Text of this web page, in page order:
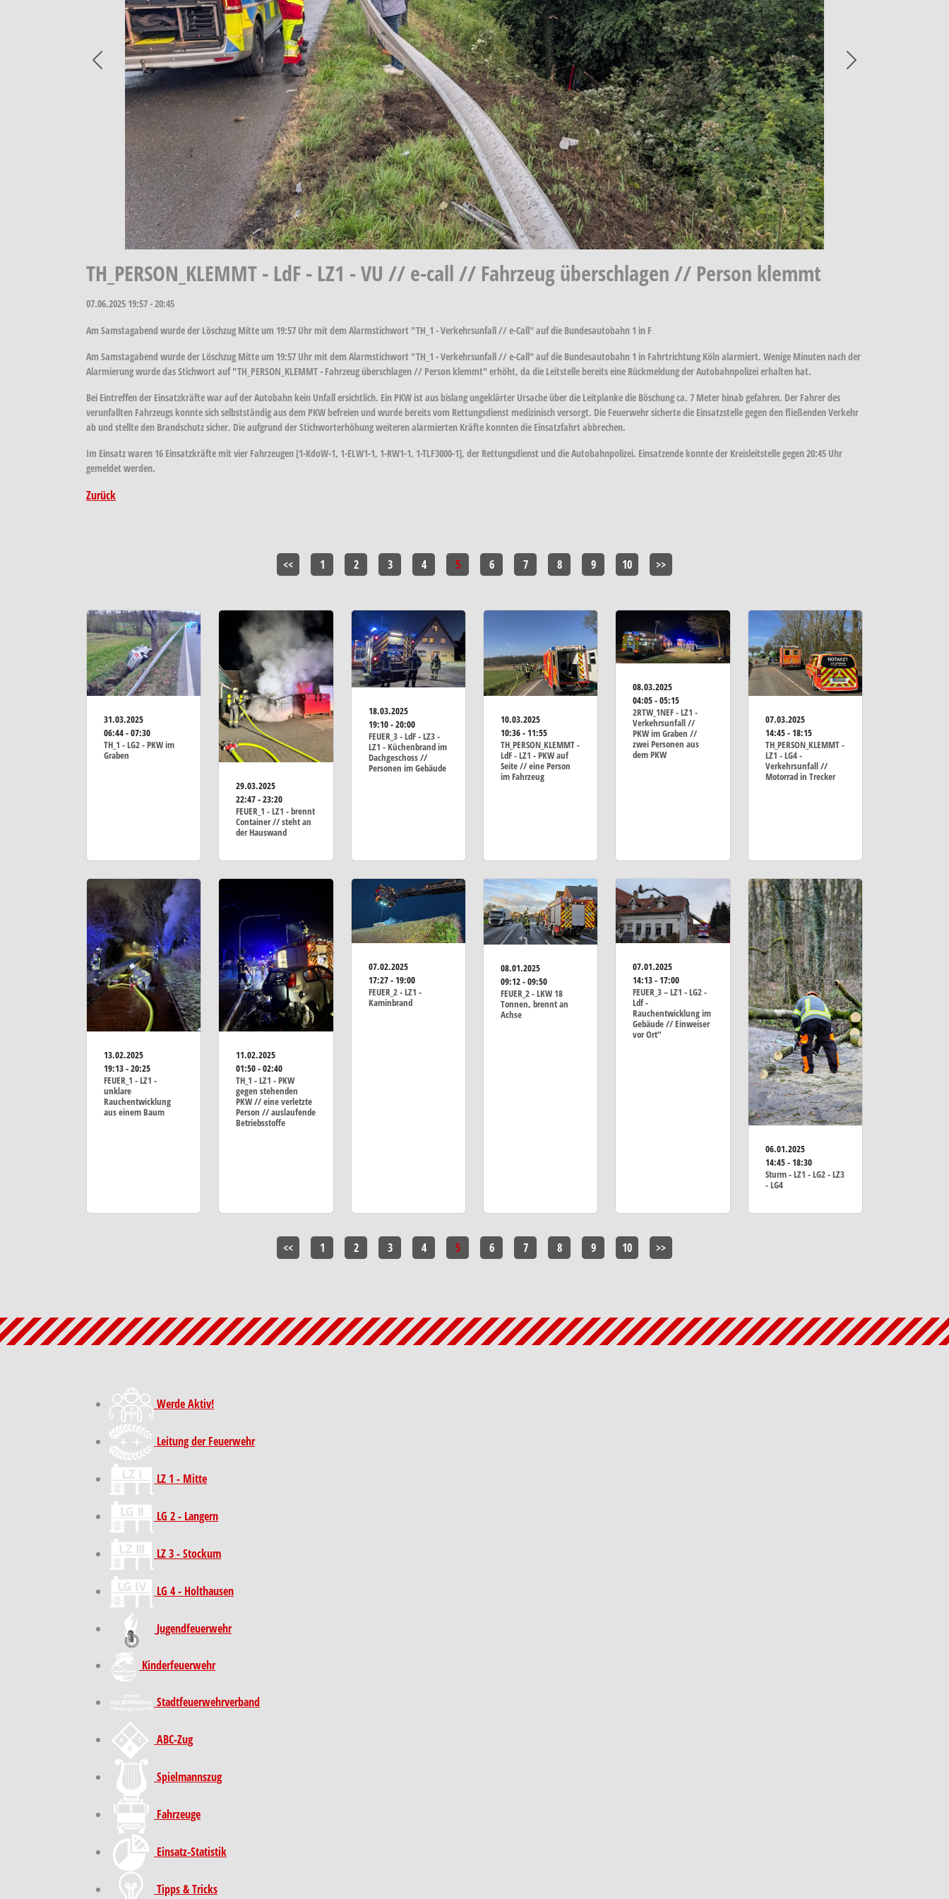
Previous
TH_PERSON_KLEMMT - LdF - LZ1 - VU // e-call // Fahrzeug überschlagen // Person klemmt
07.06.2025 19:57 - 20:45
Am Samstagabend wurde der Löschzug Mitte um 19:57 Uhr mit dem Alarmstichwort "TH_1 - Verkehrsunfall // e-Call" auf die Bundesautobahn 1 in F
Am Samstagabend wurde der Löschzug Mitte um 19:57 Uhr mit dem Alarmstichwort "TH_1 - Verkehrsunfall // e-Call" auf die Bundesautobahn 1 in Fahrtrichtung Köln alarmiert. Wenige Minuten nach der
Alarmierung wurde das Stichwort auf "TH_PERSON_KLEMMT - Fahrzeug überschlagen // Person klemmt" erhöht, da die Leitstelle bereits eine Rückmeldung der Autobahnpolizei erhalten hat.
Bei Eintreffen der Einsatzkräfte war auf der Autobahn kein Unfall ersichtlich. Ein PKW ist aus bislang ungeklärter Ursache über die Leitplanke die Böschung ca. 7 Meter hinab gefahren. Der Fahrer des
verunfallten Fahrzeugs konnte sich selbstständig aus dem PKW befreien und wurde bereits vom Rettungsdienst medizinisch versorgt. Die Feuerwehr sicherte die Einsatzstelle gegen den fließenden Verkehr
ab und stellte den Brandschutz sicher. Die aufgrund der Stichworterhöhung weiteren alarmierten Kräfte konnten die Einsatzfahrt abbrechen.
Im Einsatz waren 16 Einsatzkräfte mit vier Fahrzeugen [1-KdoW-1, 1-ELW1-1, 1-RW1-1, 1-TLF3000-1], der Rettungsdienst und die Autobahnpolizei. Einsatzende konnte der Kreisleitstelle gegen 20:45 Uhr
gemeldet werden.
Zurück
<< 1 2 3 4 5 6 7 8 9 10 >>
31.03.2025
06:44 - 07:30
TH_1 - LG2 - PKW im
Graben
29.03.2025
22:47 - 23:20
FEUER_1 - LZ1 - brennt
Container // steht an
der Hauswand
18.03.2025
19:10 - 20:00
FEUER_3 - LdF - LZ3 -
LZ1 - Küchenbrand im
Dachgeschoss //
Personen im Gebäude
10.03.2025
10:36 - 11:55
TH_PERSON_KLEMMT -
LdF - LZ1 - PKW auf
Seite // eine Person
im Fahrzeug
08.03.2025
04:05 - 05:15
2RTW_1NEF - LZ1 -
Verkehrsunfall //
PKW im Graben //
zwei Personen aus
dem PKW
07.03.2025
14:45 - 18:15
TH_PERSON_KLEMMT -
LZ1 - LG4 -
Verkehrsunfall //
Motorrad in Trecker
13.02.2025
19:13 - 20:25
FEUER_1 - LZ1 -
unklare
Rauchentwicklung
aus einem Baum
11.02.2025
01:50 - 02:40
TH_1 - LZ1 - PKW
gegen stehenden
PKW // eine verletzte
Person // auslaufende
Betriebsstoffe
07.02.2025
17:27 - 19:00
FEUER_2 - LZ1 -
Kaminbrand
08.01.2025
09:12 - 09:50
FEUER_2 - LKW 18
Tonnen, brennt an
Achse
07.01.2025
14:13 - 17:00
FEUER_3 – LZ1 - LG2 -
Ldf -
Rauchentwicklung im
Gebäude // Einweiser
vor Ort“
06.01.2025
14:45 - 18:30
Sturm - LZ1 - LG2 - LZ3
- LG4
<< 1 2 3 4 5 6 7 8 9 10 >>
Werde Aktiv!
Leitung der Feuerwehr
LZ 1 - Mitte
LG 2 - Langern
LZ 3 - Stockum
LG 4 - Holthausen
Jugendfeuerwehr
Kinder­feuer­wehr
Stadt­feuer­wehr­verband
ABC-Zug
Spielmannszug
Fahrzeuge
Einsatz-Statistik
Tipps & Tricks